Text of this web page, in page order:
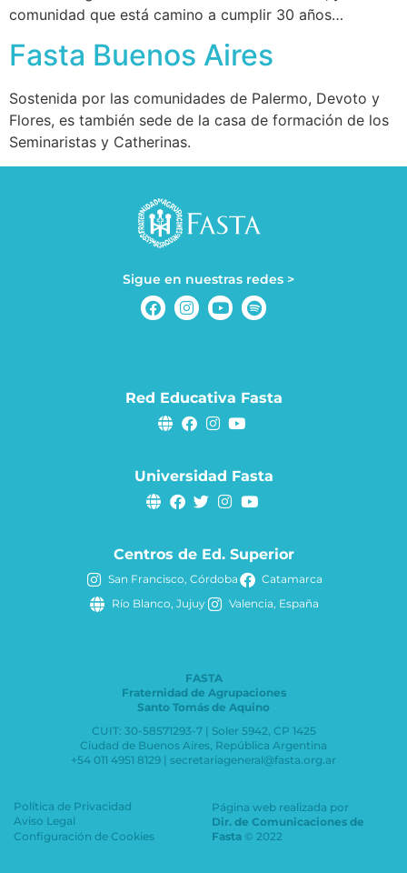
comunidad que está camino a cumplir 30 años…
Fasta Buenos Aires
Sostenida por las comunidades de Palermo, Devoto y
Flores, es también sede de la casa de formación de los
Seminaristas y Catherinas.
Sigue en nuestras redes >
Red Educativa Fasta
Universidad Fasta
Centros de Ed. Superior
San Francisco, Córdoba
Catamarca
Río Blanco, Jujuy
Valencia, España
FASTA
Fraternidad de Agrupaciones
Santo Tomás de Aquino
CUIT: 30-58571293-7 | Soler 5942, CP 1425
Ciudad de Buenos Aires, República Argentina
+54 011 4951 8129 | secretariageneral@fasta.org.ar
Política de Privacidad
Aviso Legal
Configuración de Cookies
Página web realizada por
Dir. de Comunicaciones de
Fasta © 2022